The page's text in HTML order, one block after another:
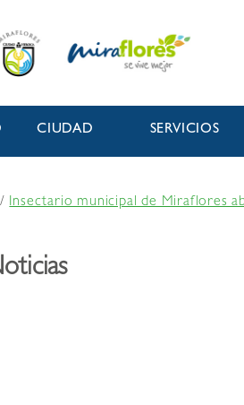
CIUDAD SERVICIOS
/Insectario municipal de Miraflores